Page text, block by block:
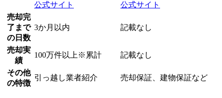
公式サイト
公式サイト
売却完
了まで
の日数
3か月以内 記載なし
売却実
績
100万件以上※累計 記載なし
その他
の特徴
引っ越し業者紹介 売却保証、建物保証など